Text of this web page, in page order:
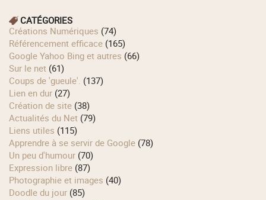
CATÉGORIES
Créations Numériques (74)
Référencement efficace (165)
Google Yahoo Bing et autres (66)
Sur le net (61)
Coups de 'gueule'. (137)
Lien en dur (27)
Création de site (38)
Actualités du Net (79)
Liens utiles (115)
Apprendre à se servir de Google (78)
Un peu d'humour (70)
Expression libre (87)
Photographie et images (40)
Doodle du jour (85)